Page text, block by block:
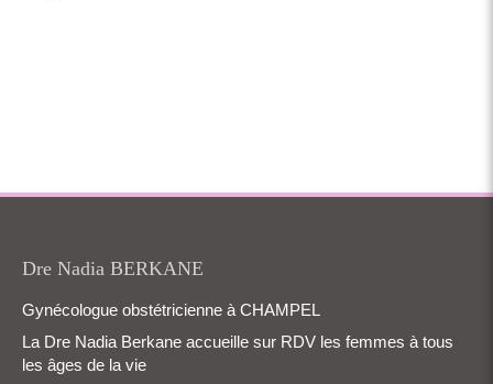
Dre Nadia BERKANE
Gynécologue obstétricienne à CHAMPEL
La Dre Nadia Berkane accueille sur RDV les femmes à tous
les âges de la vie